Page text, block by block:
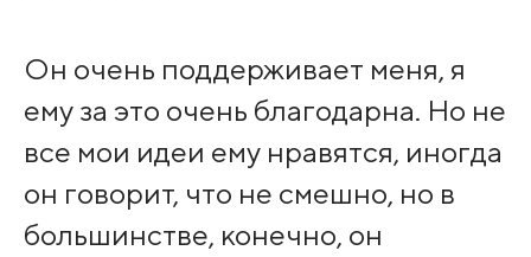
Он очень поддерживает меня, я
ему за это очень благодарна. Но не
все мои идеи ему нравятся, иногда
он говорит, что не смешно, но в
большинстве, конечно, он